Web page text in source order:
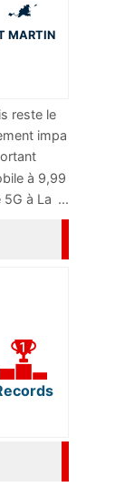
MARTIN
reste le
...
impa
...
à 9,99
à La ...